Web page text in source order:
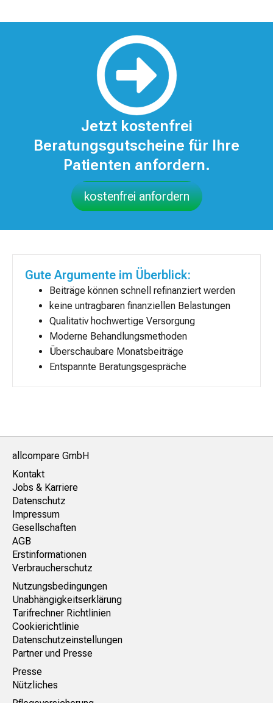
Jetzt kostenfrei
Beratungsgutscheine für Ihre
Patienten anfordern.
kostenfrei anfordern
Gute Argumente im Überblick:
Beiträge können schnell refinanziert werden
keine untragbaren finanziellen Belastungen
Qualitativ hochwertige Versorgung
Moderne Behandlungsmethoden
Überschaubare Monatsbeiträge
Entspannte Beratungsgespräche
allcompare GmbH
Kontakt
Jobs & Karriere
Datenschutz
Impressum
Gesellschaften
AGB
Erstinformationen
Verbraucherschutz
Nutzungsbedingungen
Unabhängigkeitserklärung
Tarifrechner Richtlinien
Cookierichtlinie
Datenschutzeinstellungen
Partner und Presse
Presse
Nützliches